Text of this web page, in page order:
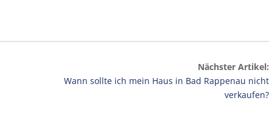
Nächster Artikel:
Wann sollte ich mein Haus in Bad Rappenau nicht
verkaufen?